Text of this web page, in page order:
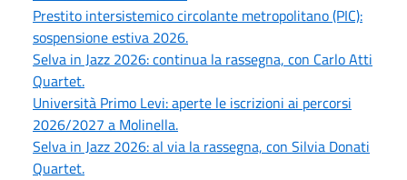
Prestito intersistemico circolante metropolitano (PIC):
sospensione estiva 2026.
Selva in Jazz 2026: continua la rassegna, con Carlo Atti
Quartet.
Università Primo Levi: aperte le iscrizioni ai percorsi
2026/2027 a Molinella.
Selva in Jazz 2026: al via la rassegna, con Silvia Donati
Quartet.